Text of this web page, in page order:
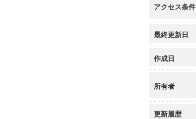
アクセス条件
最終更新日
作成日
所有者
更新履歴